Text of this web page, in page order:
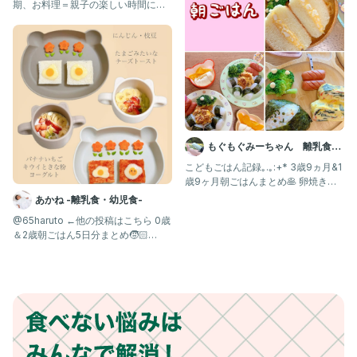
期、お料理＝親子の楽しい時間にす
あかね -離乳食・幼児食-
@65haruto ←他の投稿はこちら 0歳
＆2歳朝ごはん5日分まとめ🧒🏻👶🏻
もぐもぐみーちゃん 離乳食・
幼児食記録
こどもごはん記録｡.｡:+* 3歳9ヵ月&1
歳9ヶ月朝ごはんまとめ🥞 卵焼きを